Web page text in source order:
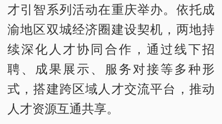
才引智系列活动在重庆举办。依托成
渝地区双城经济圈建设契机，两地持
续深化人才协同合作，通过线下招
聘、成果展示、服务对接等多种形
式，搭建跨区域人才交流平台，推动
人才资源互通共享。